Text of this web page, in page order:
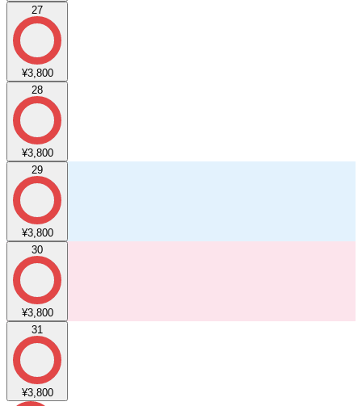
27
¥3,800
28
¥3,800
29
¥3,800
30
¥3,800
31
¥3,800